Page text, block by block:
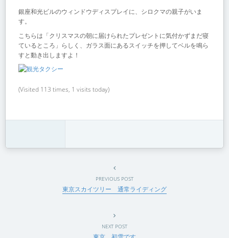
銀座和光ビルのウィンドウディスプレイに、シロクマの親子がいま
す。
こちらは「クリスマスの朝に届けられたプレゼントに気付かずまだ寝
ているところ」らしく、ガラス面にあるスイッチを押してベルを鳴ら
すと動き出しますよ！
(Visited 113 times, 1 visits today)
PREVIOUS POST
東京スカイツリー 通常ライディング
NEXT POST